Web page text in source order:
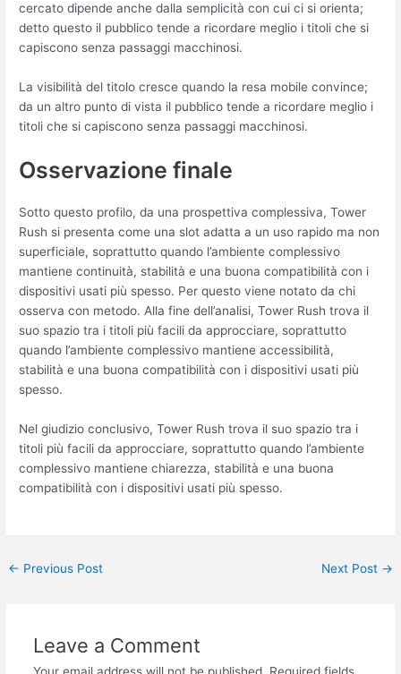
cercato dipende anche dalla semplicità con cui ci si orienta;
detto questo il pubblico tende a ricordare meglio i titoli che si
capiscono senza passaggi macchinosi.
La visibilità del titolo cresce quando la resa mobile convince;
da un altro punto di vista il pubblico tende a ricordare meglio i
titoli che si capiscono senza passaggi macchinosi.
Osservazione finale
Sotto questo profilo, da una prospettiva complessiva, Tower
Rush si presenta come una slot adatta a un uso rapido ma non
superficiale, soprattutto quando l’ambiente complessivo
mantiene continuità, stabilità e una buona compatibilità con i
dispositivi usati più spesso. Per questo viene notato da chi
osserva con metodo. Alla fine dell’analisi, Tower Rush trova il
suo spazio tra i titoli più facili da approcciare, soprattutto
quando l’ambiente complessivo mantiene accessibilità,
stabilità e una buona compatibilità con i dispositivi usati più
spesso.
Nel giudizio conclusivo, Tower Rush trova il suo spazio tra i
titoli più facili da approcciare, soprattutto quando l’ambiente
complessivo mantiene chiarezza, stabilità e una buona
compatibilità con i dispositivi usati più spesso.
← Previous Post Next Post →
Leave a Comment
Your email address will not be published. Required fields